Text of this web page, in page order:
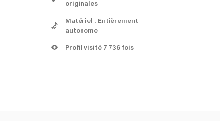
originales
Matériel : Entièrement
autonome
Profil visité 7 736 fois